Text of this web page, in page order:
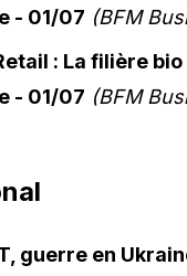
- 01/07 (BFM
: La filière
- 01/07 (BFM
guerre en